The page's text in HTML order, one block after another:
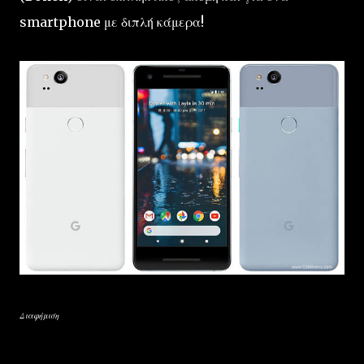
smartphone με διπλή κάμερα!
Διαφήμιση